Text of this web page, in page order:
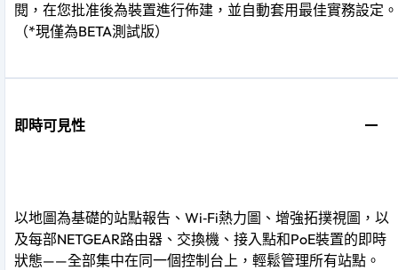
閱，在您批准後為裝置進行佈建，並自動套用最佳實務設定。
（*現僅為BETA測試版）
即時可見性
以地圖為基礎的站點報告、Wi‑Fi熱力圖、增強拓撲視圖，以
及每部NETGEAR路由器、交換機、接入點和PoE裝置的即時
狀態——全部集中在同一個控制台上，輕鬆管理所有站點。